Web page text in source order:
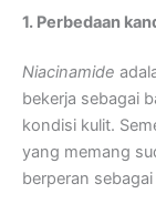
1. Perbedaan
Niacinamide
bekerja sebagai
kondisi kulit.
yang memang
berperan